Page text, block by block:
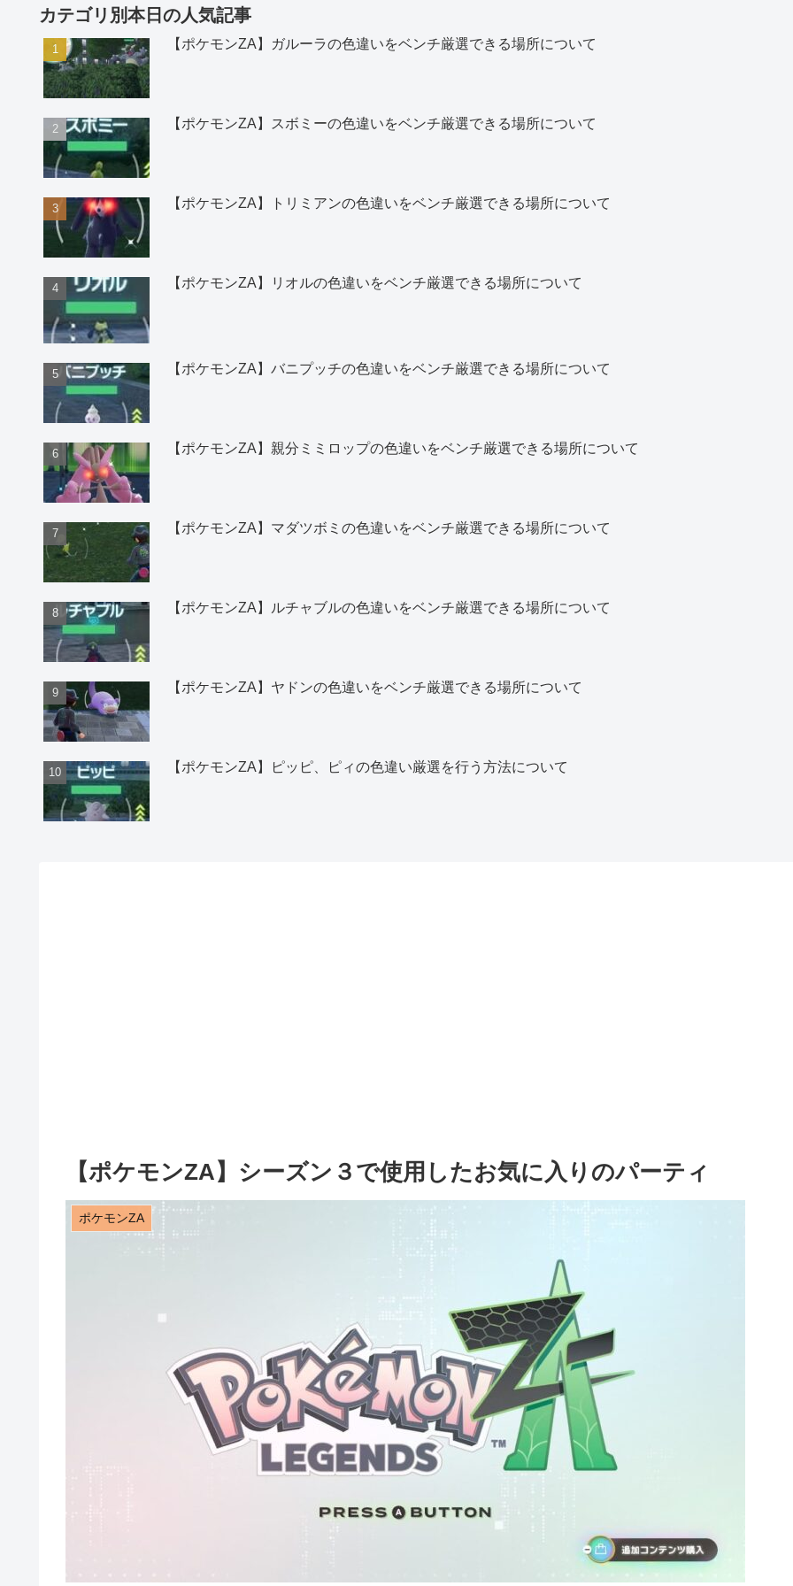
カテゴリ別本日の人気記事
【ポケモンZA】ガルーラの色違いをベンチ厳選できる場所について
【ポケモンZA】スボミーの色違いをベンチ厳選できる場所について
【ポケモンZA】トリミアンの色違いをベンチ厳選できる場所について
【ポケモンZA】リオルの色違いをベンチ厳選できる場所について
【ポケモンZA】バニプッチの色違いをベンチ厳選できる場所について
【ポケモンZA】親分ミミロップの色違いをベンチ厳選できる場所について
【ポケモンZA】マダツボミの色違いをベンチ厳選できる場所について
【ポケモンZA】ルチャブルの色違いをベンチ厳選できる場所について
【ポケモンZA】ヤドンの色違いをベンチ厳選できる場所について
【ポケモンZA】ピッピ、ピィの色違い厳選を行う方法について
【ポケモンZA】シーズン３で使用したお気に入りのパーティ
ポケモンZA